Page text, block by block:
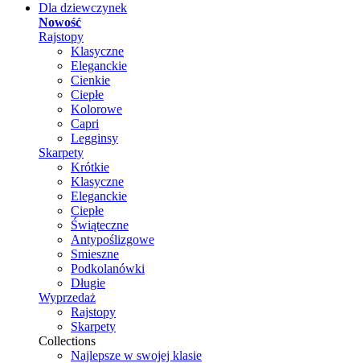
Dla dziewczynek
Nowość
Rajstopy
Klasyczne
Eleganckie
Cienkie
Ciepłe
Kolorowe
Capri
Legginsy
Skarpety
Krótkie
Klasyczne
Eleganckie
Ciepłe
Świąteczne
Antypoślizgowe
Smieszne
Podkolanówki
Długie
Wyprzedaż
Rajstopy
Skarpety
Collections
Najlepsze w swojej klasie